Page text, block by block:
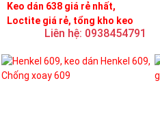
Keo dán 638 giá rẻ nhất,
Loctite giá rẻ, tổng kho keo
Liên hệ: 0938454791